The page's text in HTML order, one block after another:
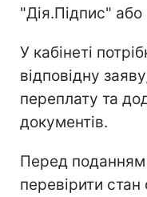
"Дія.Підпис"
У кабінеті
відповідну
переплату та
документів.
Перед
перевірити стан